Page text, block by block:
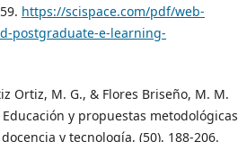
https://scispace.com/pdf/web-
postgraduate-e-learning-
Ortiz, M. G., & Flores Briseño, M. M.
Educación y propuestas metodológicas
y tecnología, (50), 188-206.